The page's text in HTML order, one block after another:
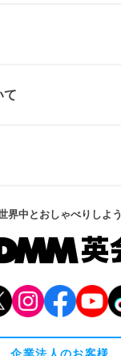
て
界中とおしゃべりしよう